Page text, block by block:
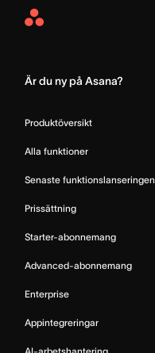
Asana
Är du ny på Asana?
Produktöversikt
Alla funktioner
Senaste funktionslanseringen
Prissättning
Starter-abonnemang
Advanced-abonnemang
Enterprise
Appintegreringar